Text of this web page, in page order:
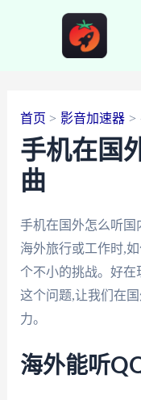
首页 影音加速器
手机在国
曲
手机在国外怎么听国
海外旅行或工作时,
个不小的挑战。好在
这个问题,让我们在
力。
海外能听